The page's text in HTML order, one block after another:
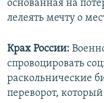
основанная на
лелеять мечту о
Крах России:
спровоцировать
раскольнические
переворот,